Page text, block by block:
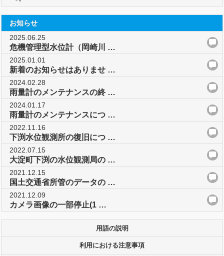
お知らせ
2025.06.25
危機管理型水位計（岡崎川 …
2025.01.01
新着のお知らせはありませ …
2024.02.28
雨量計のメンテナンスの終 …
2024.01.17
雨量計のメンテナンスにつ …
2022.11.16
下渕水位観測所の復旧につ …
2022.07.15
大淀町下渕の水位観測局の …
2021.12.15
国土交通省所管のデータの …
2021.12.09
カメラ画像の一部停止(1 …
用語の説明
利用における注意事項